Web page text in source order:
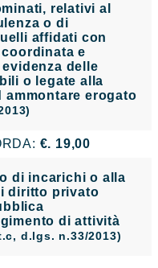
relativi al
o di
affidati con
e
delle
o legate alla
erogato
€. 19,00
di incarichi o alla
diritto privato
di attività
d.lgs. n.33/2013)